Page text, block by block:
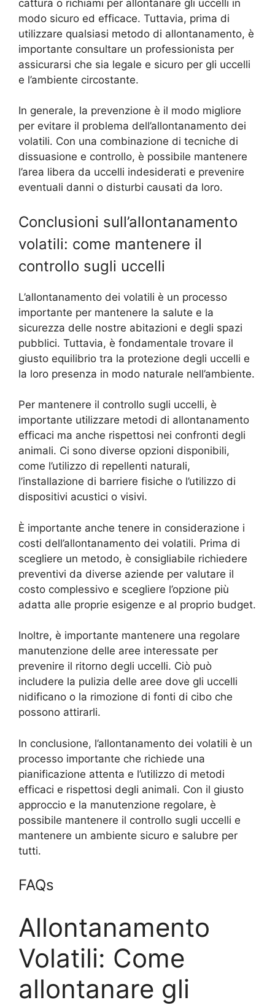
cattura o richiami per allontanare gli uccelli in
modo sicuro ed efficace. Tuttavia, prima di
utilizzare qualsiasi metodo di allontanamento, è
importante consultare un professionista per
assicurarsi che sia legale e sicuro per gli uccelli
e l’ambiente circostante.
In generale, la prevenzione è il modo migliore
per evitare il problema dell’allontanamento dei
volatili. Con una combinazione di tecniche di
dissuasione e controllo, è possibile mantenere
l’area libera da uccelli indesiderati e prevenire
eventuali danni o disturbi causati da loro.
Conclusioni sull’allontanamento
volatili: come mantenere il
controllo sugli uccelli
L’allontanamento dei volatili è un processo
importante per mantenere la salute e la
sicurezza delle nostre abitazioni e degli spazi
pubblici. Tuttavia, è fondamentale trovare il
giusto equilibrio tra la protezione degli uccelli e
la loro presenza in modo naturale nell’ambiente.
Per mantenere il controllo sugli uccelli, è
importante utilizzare metodi di allontanamento
efficaci ma anche rispettosi nei confronti degli
animali. Ci sono diverse opzioni disponibili,
come l’utilizzo di repellenti naturali,
l’installazione di barriere fisiche o l’utilizzo di
dispositivi acustici o visivi.
È importante anche tenere in considerazione i
costi dell’allontanamento dei volatili. Prima di
scegliere un metodo, è consigliabile richiedere
preventivi da diverse aziende per valutare il
costo complessivo e scegliere l’opzione più
adatta alle proprie esigenze e al proprio budget.
Inoltre, è importante mantenere una regolare
manutenzione delle aree interessate per
prevenire il ritorno degli uccelli. Ciò può
includere la pulizia delle aree dove gli uccelli
nidificano o la rimozione di fonti di cibo che
possono attirarli.
In conclusione, l’allontanamento dei volatili è un
processo importante che richiede una
pianificazione attenta e l’utilizzo di metodi
efficaci e rispettosi degli animali. Con il giusto
approccio e la manutenzione regolare, è
possibile mantenere il controllo sugli uccelli e
mantenere un ambiente sicuro e salubre per
tutti.
FAQs
Allontanamento
Volatili: Come
allontanare gli